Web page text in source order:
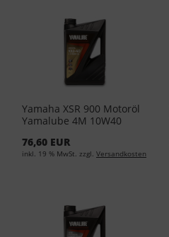
Yamaha XSR 900 Motoröl
Yamalube 4M 10W40
(EUR 14,49/L)
76,60 EUR
inkl. 19 % MwSt. zzgl. Versandkosten